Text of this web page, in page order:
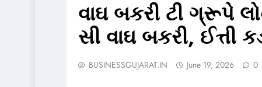
વાઘ બકરી ટી ગ્રૂપે
સી વાઘ બકરી, ઈત્તી
BUSINESSGUJARAT.IN June 19, 2026 0